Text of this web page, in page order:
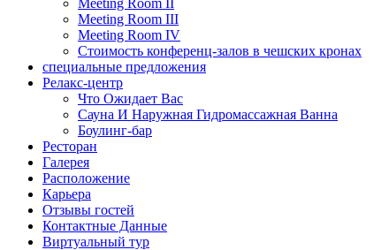
Meeting Room II
Meeting Room III
Meeting Room IV
Стоимость конференц-залов в чешских кронах
специальные предложения
Релакс-центр
Что Ожидает Вас
Сауна И Наружная Гидромассажная Ванна
Боулинг-бар
Ресторан
Галерея
Расположение
Карьера
Отзывы гостей
Контактные Данные
Виртуальный тур